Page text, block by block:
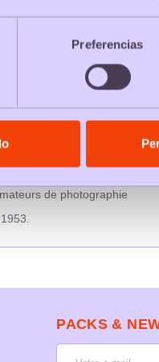
Preferencias
de photographie
PACKS &